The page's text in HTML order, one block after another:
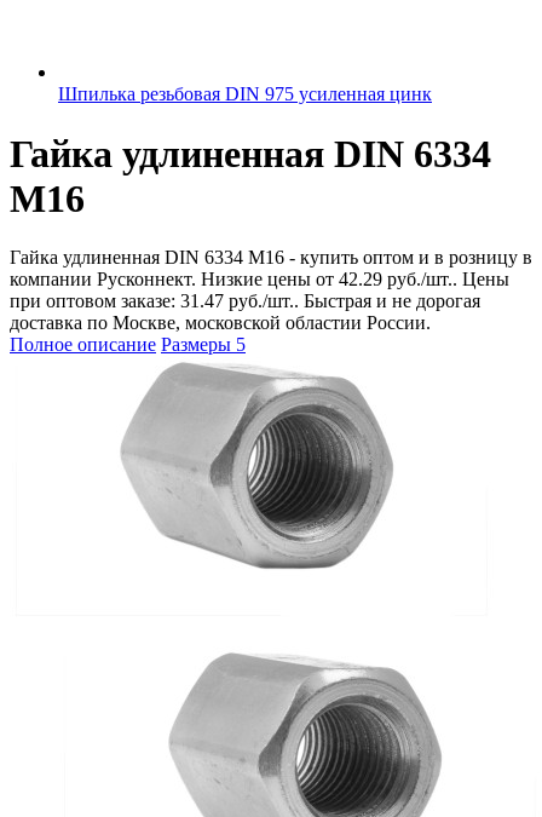
Шпилька резьбовая DIN 975 усиленная цинк
Гайка удлиненная DIN 6334
М16
Гайка удлиненная DIN 6334 М16 - купить оптом и в розницу в
компании Русконнект. Низкие цены от 42.29 руб./шт.. Цены
при оптовом заказе: 31.47 руб./шт.. Быстрая и не дорогая
доставка по Москве, московской областии России.
Полное описание Размеры 5